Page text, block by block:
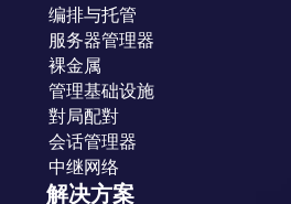
编排与托管
服务器管理器
裸金属
管理基础设施
對局配對
会话管理器
中继网络
解决方案